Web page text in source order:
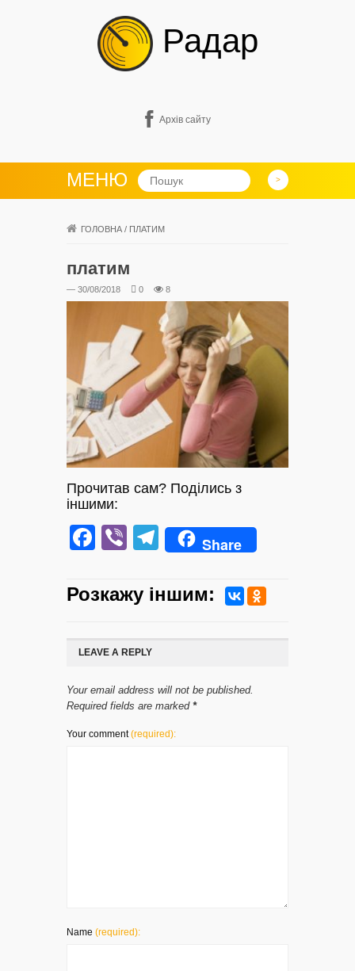
Радар
Архів сайту
МЕНЮ
ГОЛОВНА / ПЛАТИМ
платим
— 30/08/2018 0 8
Прочитав сам? Поділись з
іншими:
Facebook
ViberTelegram
Share
Розкажу iншим:
LEAVE A REPLY
Your email address will not be published.
Required fields are marked *
Your comment(required):
Name (required):